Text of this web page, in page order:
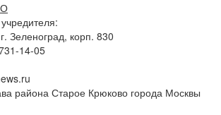
Зеленоград, корп. 830
14-05
района Старое Крюково города Москвы